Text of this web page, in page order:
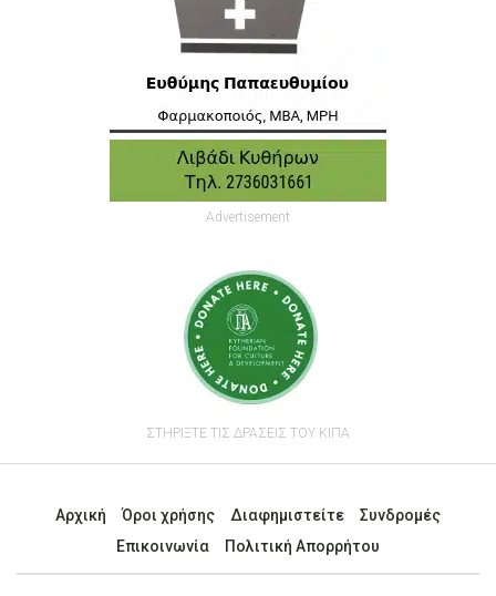
Advertisement
ΣΤΗΡΙΞΤΕ ΤΙΣ ΔΡΑΣΕΙΣ ΤΟΥ ΚΙΠΑ
Αρχική Όροι χρήσης Διαφημιστείτε
Συνδρομές
Επικοινωνία
Πολιτική Απορρήτου